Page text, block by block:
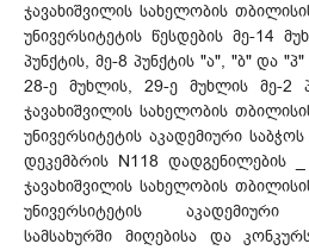
ჯავახიშვილის სახელობის
უნივერსიტეტის წესდების მე-14
პუნქტის, მე-8 პუნქტის "ა", "ბ" და "პ"
28-ე მუხლის, 29-ე მუხლის მე-2
ჯავახიშვილის სახელობის
უნივერსიტეტის აკადემიური
დეკემბრის N118 დადგენილების _
ჯავახიშვილის სახელობის
უნივერსიტეტის აკადემიური
სამსახურში მიღებისა და